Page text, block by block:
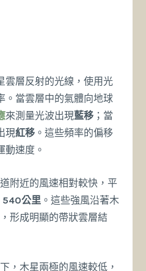
雲層反射的光線，使用光
。當雲層中的氣體向地球
來測量光波出現藍移 ；當
現紅移 。這些頻率的偏移
動速度。
道附近的風速相對較快，平
540公里 。這些強風沿著木
形成明顯的帶狀雲層結
，木星兩極的風速較低，